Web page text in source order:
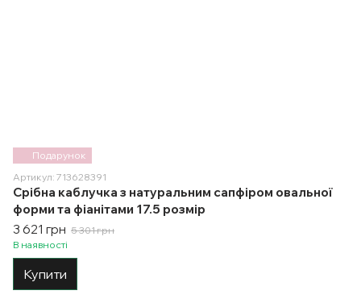
Подарунок
Артикул: 713628391
Срібна каблучка з натуральним сапфіром овальної
форми та фіанітами 17.5 розмір
3 621 грн 5 301 грн
В наявності
Купити